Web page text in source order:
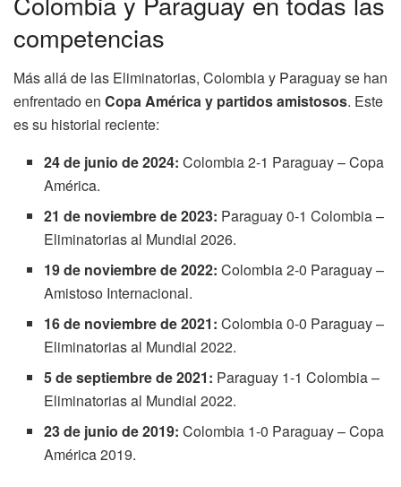
competencias
Más allá de las Eliminatorias, Colombia y Paraguay se han
enfrentado en Copa América y partidos amistosos. Este
es su historial reciente:
24 de junio de 2024: Colombia 2-1 Paraguay – Copa
América.
21 de noviembre de 2023: Paraguay 0-1 Colombia –
Eliminatorias al Mundial 2026.
19 de noviembre de 2022: Colombia 2-0 Paraguay –
Amistoso Internacional.
16 de noviembre de 2021: Colombia 0-0 Paraguay –
Eliminatorias al Mundial 2022.
5 de septiembre de 2021: Paraguay 1-1 Colombia –
Eliminatorias al Mundial 2022.
23 de junio de 2019: Colombia 1-0 Paraguay – Copa
América 2019.